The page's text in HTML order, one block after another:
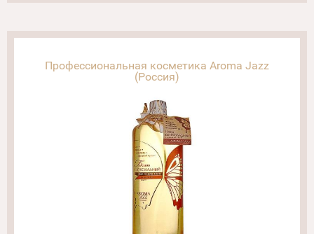
Профессиональная косметика Aroma Jazz
(Россия)